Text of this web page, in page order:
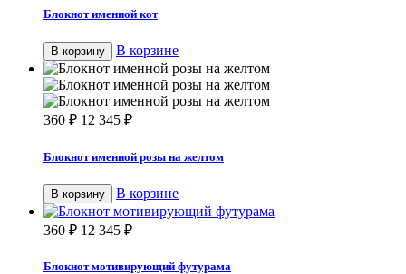
Блокнот именной кот
В корзину В корзине
360 ₽ 12 345 ₽
Блокнот именной розы на желтом
В корзину В корзине
360 ₽ 12 345 ₽
Блокнот мотивирующий футурама